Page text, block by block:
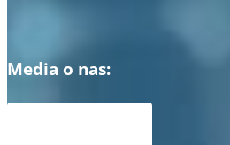
Media o nas: